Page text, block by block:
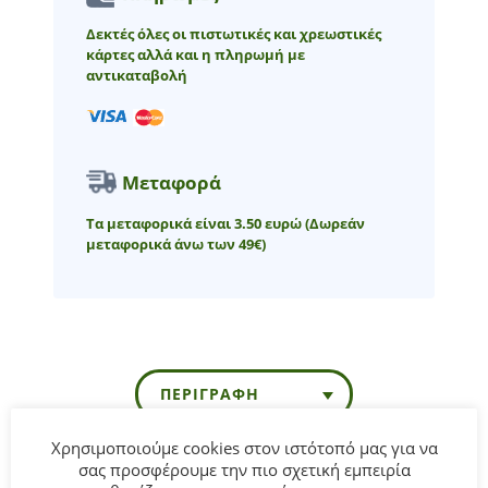
Δεκτές όλες οι πιστωτικές και χρεωστικές
κάρτες αλλά και η πληρωμή με
αντικαταβολή
Μεταφορά
Τα μεταφορικά είναι 3.50 ευρώ(Δωρεάν
μεταφορικά άνω των 49€)
ΠΕΡΙΓΡΑΦΉ
Παιδικό σετ σορτς ΕΒΙΤΑ για κορίτσι από 6 έως 16 ετών σε
Χρησιμοποιούμε cookies στον ιστότοπό μας για να
σας προσφέρουμε την πιο σχετική εμπειρία